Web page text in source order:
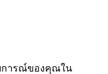
การณ์ของคุณใน